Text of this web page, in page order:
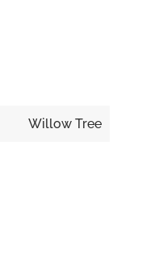
Willow Tree